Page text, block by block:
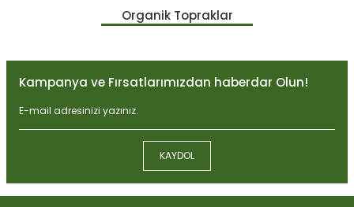
Bu ürünün fiyat bilgisi, resim, ürün açıklamalarında ve diğer
konularda yetersiz gördüğünüz noktaları öneri formunu kullanarak
Ürün resmi kalitesiz, bozuk veya görüntülenemiyor.
Ürün açıklamasında eksik bilgiler bulunuyor.
Ürün bilgilerinde hatalar bulunuyor.
Ürün fiyatı diğer sitelerden daha pahalı.
Bu ürüne benzer farklı alternatifler olmalı.
Organik Topraklar
Kampanya ve Fırsatlarımızdan haberdar Olun!
KAYDOL